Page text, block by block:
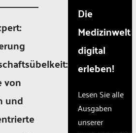
von
und
Die
Medizinwelt
digital
erleben!
Lesen Sie alle
Ausgaben
unserer